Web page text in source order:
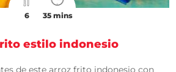
6 35 mins
estilo indonesio
de este arroz frito indonesio con